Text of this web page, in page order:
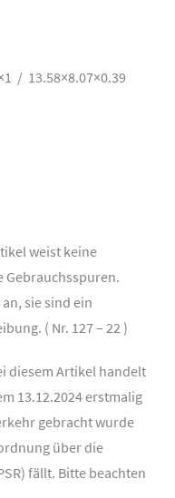
/ 13.58×8.07×0.39
weist keine
Gebrauchsspuren.
sie sind ein
( Nr. 127 – 22 )
diesem Artikel handelt
13.12.2024 erstmalig
gebracht wurde
über die
fällt. Bitte beachten